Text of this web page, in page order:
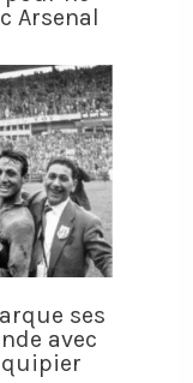
Arsenal
ses
avec